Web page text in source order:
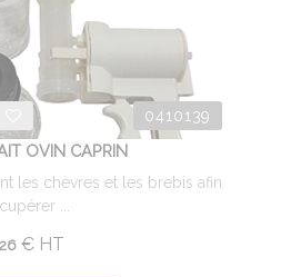
0410139
OVIN CAPRIN
les chèvres et les brebis afin
...
26 € HT